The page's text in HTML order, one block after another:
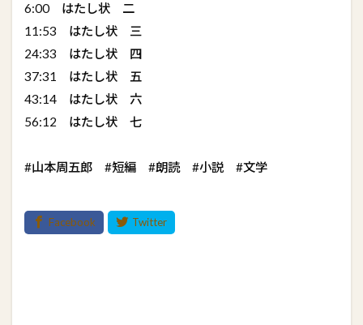
6:00 はたし状 二
11:53 はたし状 三
24:33 はたし状 四
37:31 はたし状 五
43:14 はたし状 六
56:12 はたし状 七
#山本周五郎 #短編 #朗読 #小説 #文学